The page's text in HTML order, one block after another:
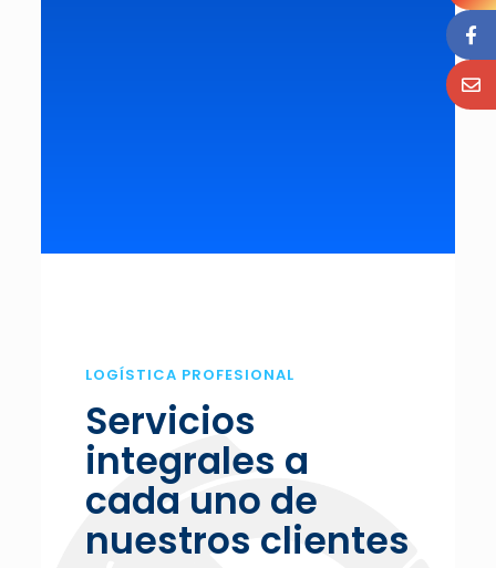
LOGÍSTICA PROFESIONAL
Servicios
integrales a
cada uno de
nuestros clientes